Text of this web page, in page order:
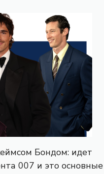
Бондом: идет
007 и это основные